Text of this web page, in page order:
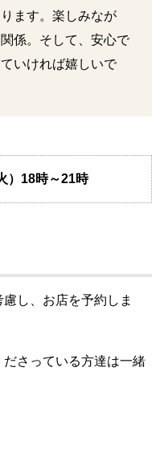
ます。楽しみなが
係。そして、安心で
いければ嬉しいで
18時～21時
し、お店を予約しま
さっている方達は一緒